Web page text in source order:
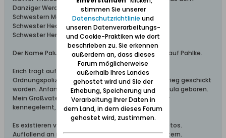
Danziger Werder
Schwestern Maria P.
Schwester Hedwig P.
Schwester Herta P., geb.05.02.1906
Der Name Paluchowski wurde Ende 1940 geändert auf Pahlke.
Erich trägt auf zwei Fotos eine Uniform, die auf die
Ordnungspolizei hinweist. Ende 1939 ist er in den Krieg geschickt
worden. Anfang Oktober 1940 ist meine Mutter Ursula geboren.
Mein Großvater Erich hat seine Tochter nicht mehr
kennegelernt, da er bereits vorher gefallen ist.
Es existieren von ihm in unserer Familie nur zwei Fotos.
Auffallend an ihm sind seine sehr schmalen Schultern.
stimmen Sie unserer
Datenschutzrichtlinie und
unseren Datenverarbeitungs-
und Cookie-Praktiken wie dort
beschrieben zu. Sie erkennen
außerdem an, dass dieses
Forum möglicherweise
außerhalb Ihres Landes
gehostet wird und Sie der
Erhebung, Speicherung und
Verarbeitung Ihrer Daten in
dem Land, in dem dieses Forum
gehostet wird, zustimmen.